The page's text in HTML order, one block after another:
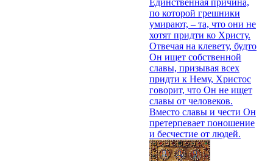
по которой грешники
умирают, – та, что они не
хотят придти ко Христу.
Отвечая на клевету, будто
Он ищет собственной
славы, призывая всех
придти к Нему, Христос
говорит, что Он не ищет
славы от человеков.
Вместо славы и чести Он
претерпевает поношение
и бесчестие от людей.